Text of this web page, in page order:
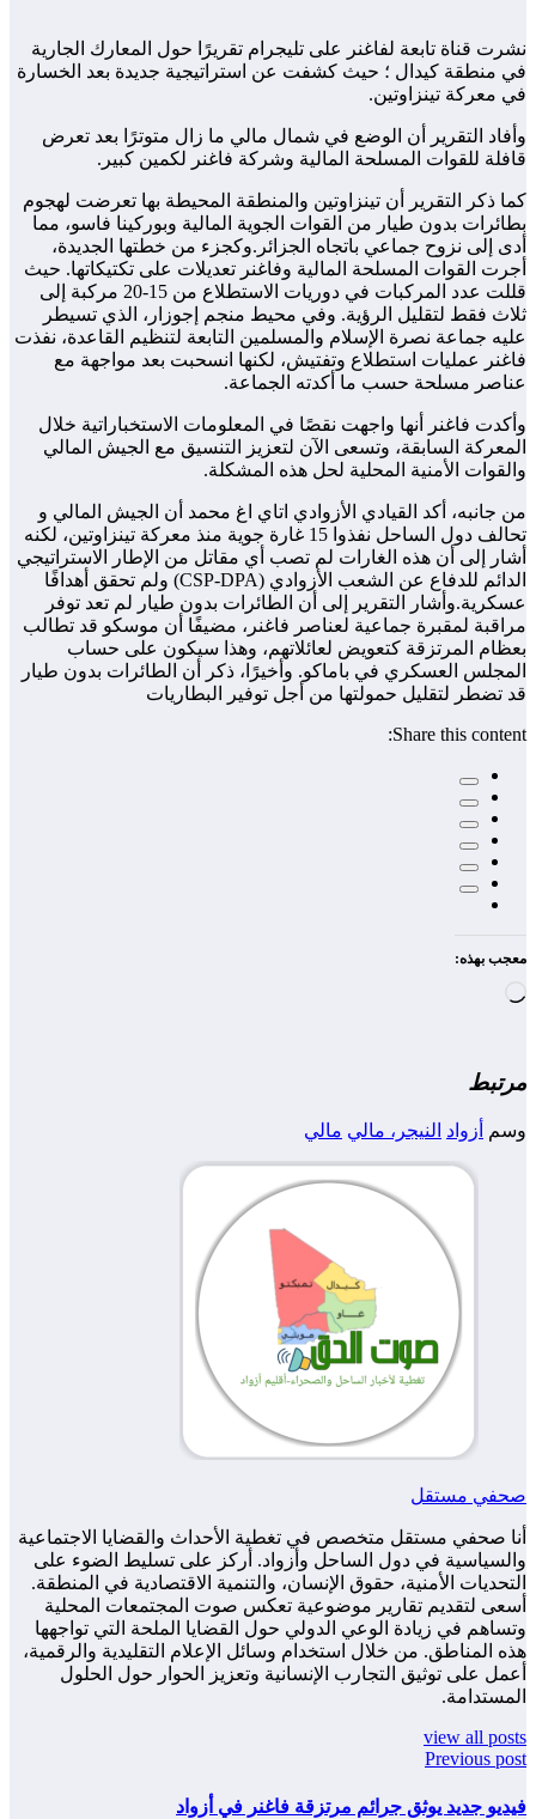
نشرت قناة تابعة لفاغنر على تليجرام تقريرًا حول المعارك الجارية
في منطقة كيدال ؛ حيث كشفت عن استراتيجية جديدة بعد الخسارة
في معركة تينزاوتين.
وأفاد التقرير أن الوضع في شمال مالي ما زال متوترًا بعد تعرض
قافلة للقوات المسلحة المالية وشركة فاغنر لكمين كبير.
كما ذكر التقرير أن تينزاوتين والمنطقة المحيطة بها تعرضت لهجوم
بطائرات بدون طيار من القوات الجوية المالية وبوركينا فاسو، مما
أدى إلى نزوح جماعي باتجاه الجزائر.وكجزء من خطتها الجديدة،
أجرت القوات المسلحة المالية وفاغنر تعديلات على تكتيكاتها. حيث
قللت عدد المركبات في دوريات الاستطلاع من 15-20 مركبة إلى
ثلاث فقط لتقليل الرؤية. وفي محيط منجم إجوزار، الذي تسيطر
عليه جماعة نصرة الإسلام والمسلمين التابعة لتنظيم القاعدة، نفذت
فاغنر عمليات استطلاع وتفتيش، لكنها انسحبت بعد مواجهة مع
عناصر مسلحة حسب ما أكدته الجماعة.
وأكدت فاغنر أنها واجهت نقصًا في المعلومات الاستخباراتية خلال
المعركة السابقة، وتسعى الآن لتعزيز التنسيق مع الجيش المالي
والقوات الأمنية المحلية لحل هذه المشكلة.
من جانبه، أكد القيادي الأزوادي اتاي اغ محمد أن الجيش المالي و
تحالف دول الساحل نفذوا 15 غارة جوية منذ معركة تينزاوتين، لكنه
أشار إلى أن هذه الغارات لم تصب أي مقاتل من الإطار الاستراتيجي
الدائم للدفاع عن الشعب الأزوادي (CSP-DPA) ولم تحقق أهدافًا
عسكرية.وأشار التقرير إلى أن الطائرات بدون طيار لم تعد توفر
مراقبة لمقبرة جماعية لعناصر فاغنر، مضيفًا أن موسكو قد تطالب
بعظام المرتزقة كتعويض لعائلاتهم، وهذا سيكون على حساب
المجلس العسكري في باماكو. وأخيرًا، ذكر أن الطائرات بدون طيار
قد تضطر لتقليل حمولتها من أجل توفير البطاريات
Share this content:
معجب بهذه:
جاري
مرتبط
وسم أزواد النيجر، مالي مالي
صحفي مستقل
أنا صحفي مستقل متخصص في تغطية الأحداث والقضايا الاجتماعية
والسياسية في دول الساحل وأزواد. أركز على تسليط الضوء على
التحديات الأمنية، حقوق الإنسان، والتنمية الاقتصادية في المنطقة.
أسعى لتقديم تقارير موضوعية تعكس صوت المجتمعات المحلية
وتساهم في زيادة الوعي الدولي حول القضايا الملحة التي تواجهها
هذه المناطق. من خلال استخدام وسائل الإعلام التقليدية والرقمية،
أعمل على توثيق التجارب الإنسانية وتعزيز الحوار حول الحلول
المستدامة.
view all posts
Previous post
فيديو جديد يوثق جرائم مرتزقة فاغنر في أزواد